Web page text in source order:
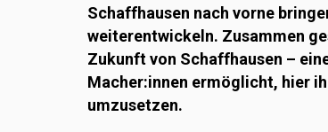
Schaffhausen nach vorne
weiterentwickeln. Zusammen
Zukunft von Schaffhausen –
Macher:innen ermöglicht, hier
umzusetzen.